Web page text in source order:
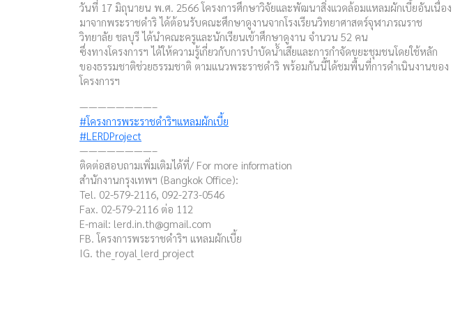
วันที่ 17 มิถุนายน พ.ศ. 2566 โครงการศึกษาวิจัยและพัฒนาสิ่งแวดล้อมแหลมผักเบี้ยอันเนื่อง
มาจากพระราชดำริ ได้ต้อนรับคณะศึกษาดูงานจากโรงเรียนวิทยาศาสตร์จุฬาภรณราช
วิทยาลัย ชลบุรี ได้นำคณะครูและนักเรียนเข้าศึกษาดูงาน จำนวน 52 คน
ซึ่งทางโครงการฯ ได้ให้ความรู้เกี่ยวกับการบำบัดน้ำเสียและการกำจัดขยะชุมชนโดยใช้หลัก
ของธรรมชาติช่วยธรรมชาติ ตามแนวพระราชดำริ พร้อมกันนี้ได้ชมพื้นที่การดำเนินงานของ
โครงการฯ
————————–
#โครงการพระราชดำริฯแหลมผักเบี้ย
#LERDProject
————————–
ติดต่อสอบถามเพิ่มเติมได้ที่/ For more information
สำนักงานกรุงเทพฯ (Bangkok Office):
Tel. 02-579-2116, 092-273-0546
Fax. 02-579-2116 ต่อ 112
E-mail: lerd.in.th@gmail.com
FB. โครงการพระราชดำริฯ แหลมผักเบี้ย
IG. the_royal_lerd_project